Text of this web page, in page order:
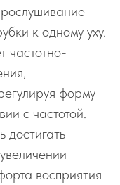
к одному уху.
частотно-
форму
с частотой.
достигать
восприятия